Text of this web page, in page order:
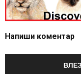
Напиши коментар